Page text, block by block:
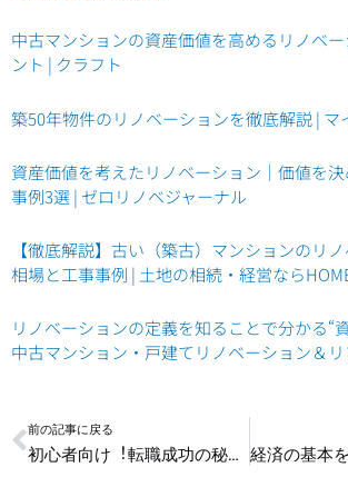
中古マンションの資産価値を高めるリノベ
ント | クラフト
築50年物件のリノベーションを徹底解説 | マ
資産価値を考えたリノベーション｜価値を
事例3選 | ゼロリノベジャーナル
【徹底解説】古い（築古）マンションのリ
相場と工事事例 | 土地の相続・経営なら
リノベーションの定義を知ることで分かる“
中古マンション・戸建てリノベーション＆
Prev
前の記事に戻る
初心者向け︕転職成功の秘訣と企業が求める人材の条件